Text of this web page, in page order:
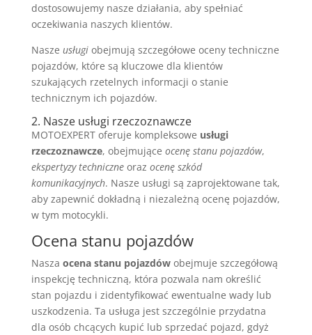
dostosowujemy nasze działania, aby spełniać
oczekiwania naszych klientów.
Nasze usługiobejmują szczegółowe oceny techniczne
pojazdów, które są kluczowe dla klientów
szukających rzetelnych informacji o stanie
technicznym ich pojazdów.
2. Nasze usługi rzeczoznawcze
MOTOEXPERT oferuje kompleksowe usługi
rzeczoznawcze, obejmujące ocenę stanu pojazdów,
ekspertyzy techniczneoraz ocenę szkód
komunikacyjnych. Nasze usługi są zaprojektowane tak,
aby zapewnić dokładną i niezależną ocenę pojazdów,
w tym motocykli.
Ocena stanu pojazdów
Nasza ocena stanu pojazdówobejmuje szczegółową
inspekcję techniczną, która pozwala nam określić
stan pojazdu i zidentyfikować ewentualne wady lub
uszkodzenia. Ta usługa jest szczególnie przydatna
dla osób chcących kupić lub sprzedać pojazd, gdyż